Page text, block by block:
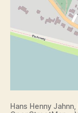
Hans Henny